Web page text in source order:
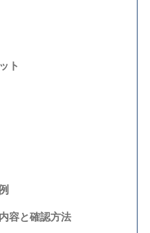
ト
容と確認方法